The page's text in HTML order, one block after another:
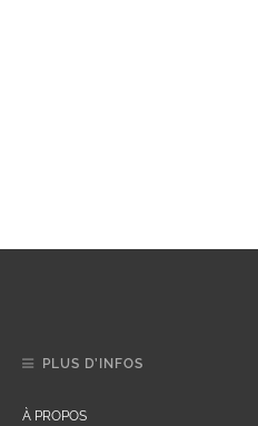
PLUS D’INFOS
À PROPOS